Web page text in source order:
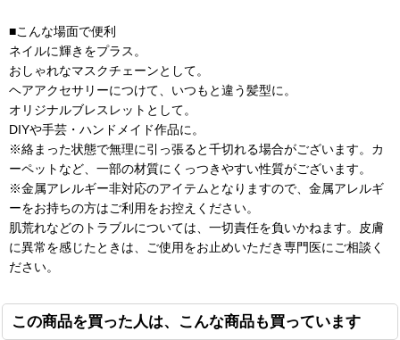
■こんな場面で便利
ネイルに輝きをプラス。
おしゃれなマスクチェーンとして。
ヘアアクセサリーにつけて、いつもと違う髪型に。
オリジナルブレスレットとして。
DIYや手芸・ハンドメイド作品に。
※絡まった状態で無理に引っ張ると千切れる場合がございます。カ
ーペットなど、一部の材質にくっつきやすい性質がございます。
※金属アレルギー非対応のアイテムとなりますので、金属アレルギ
ーをお持ちの方はご利用をお控えください。
肌荒れなどのトラブルについては、一切責任を負いかねます。皮膚
に異常を感じたときは、ご使用をお止めいただき専門医にご相談く
ださい。
この商品を買った人は、こんな商品も買っています